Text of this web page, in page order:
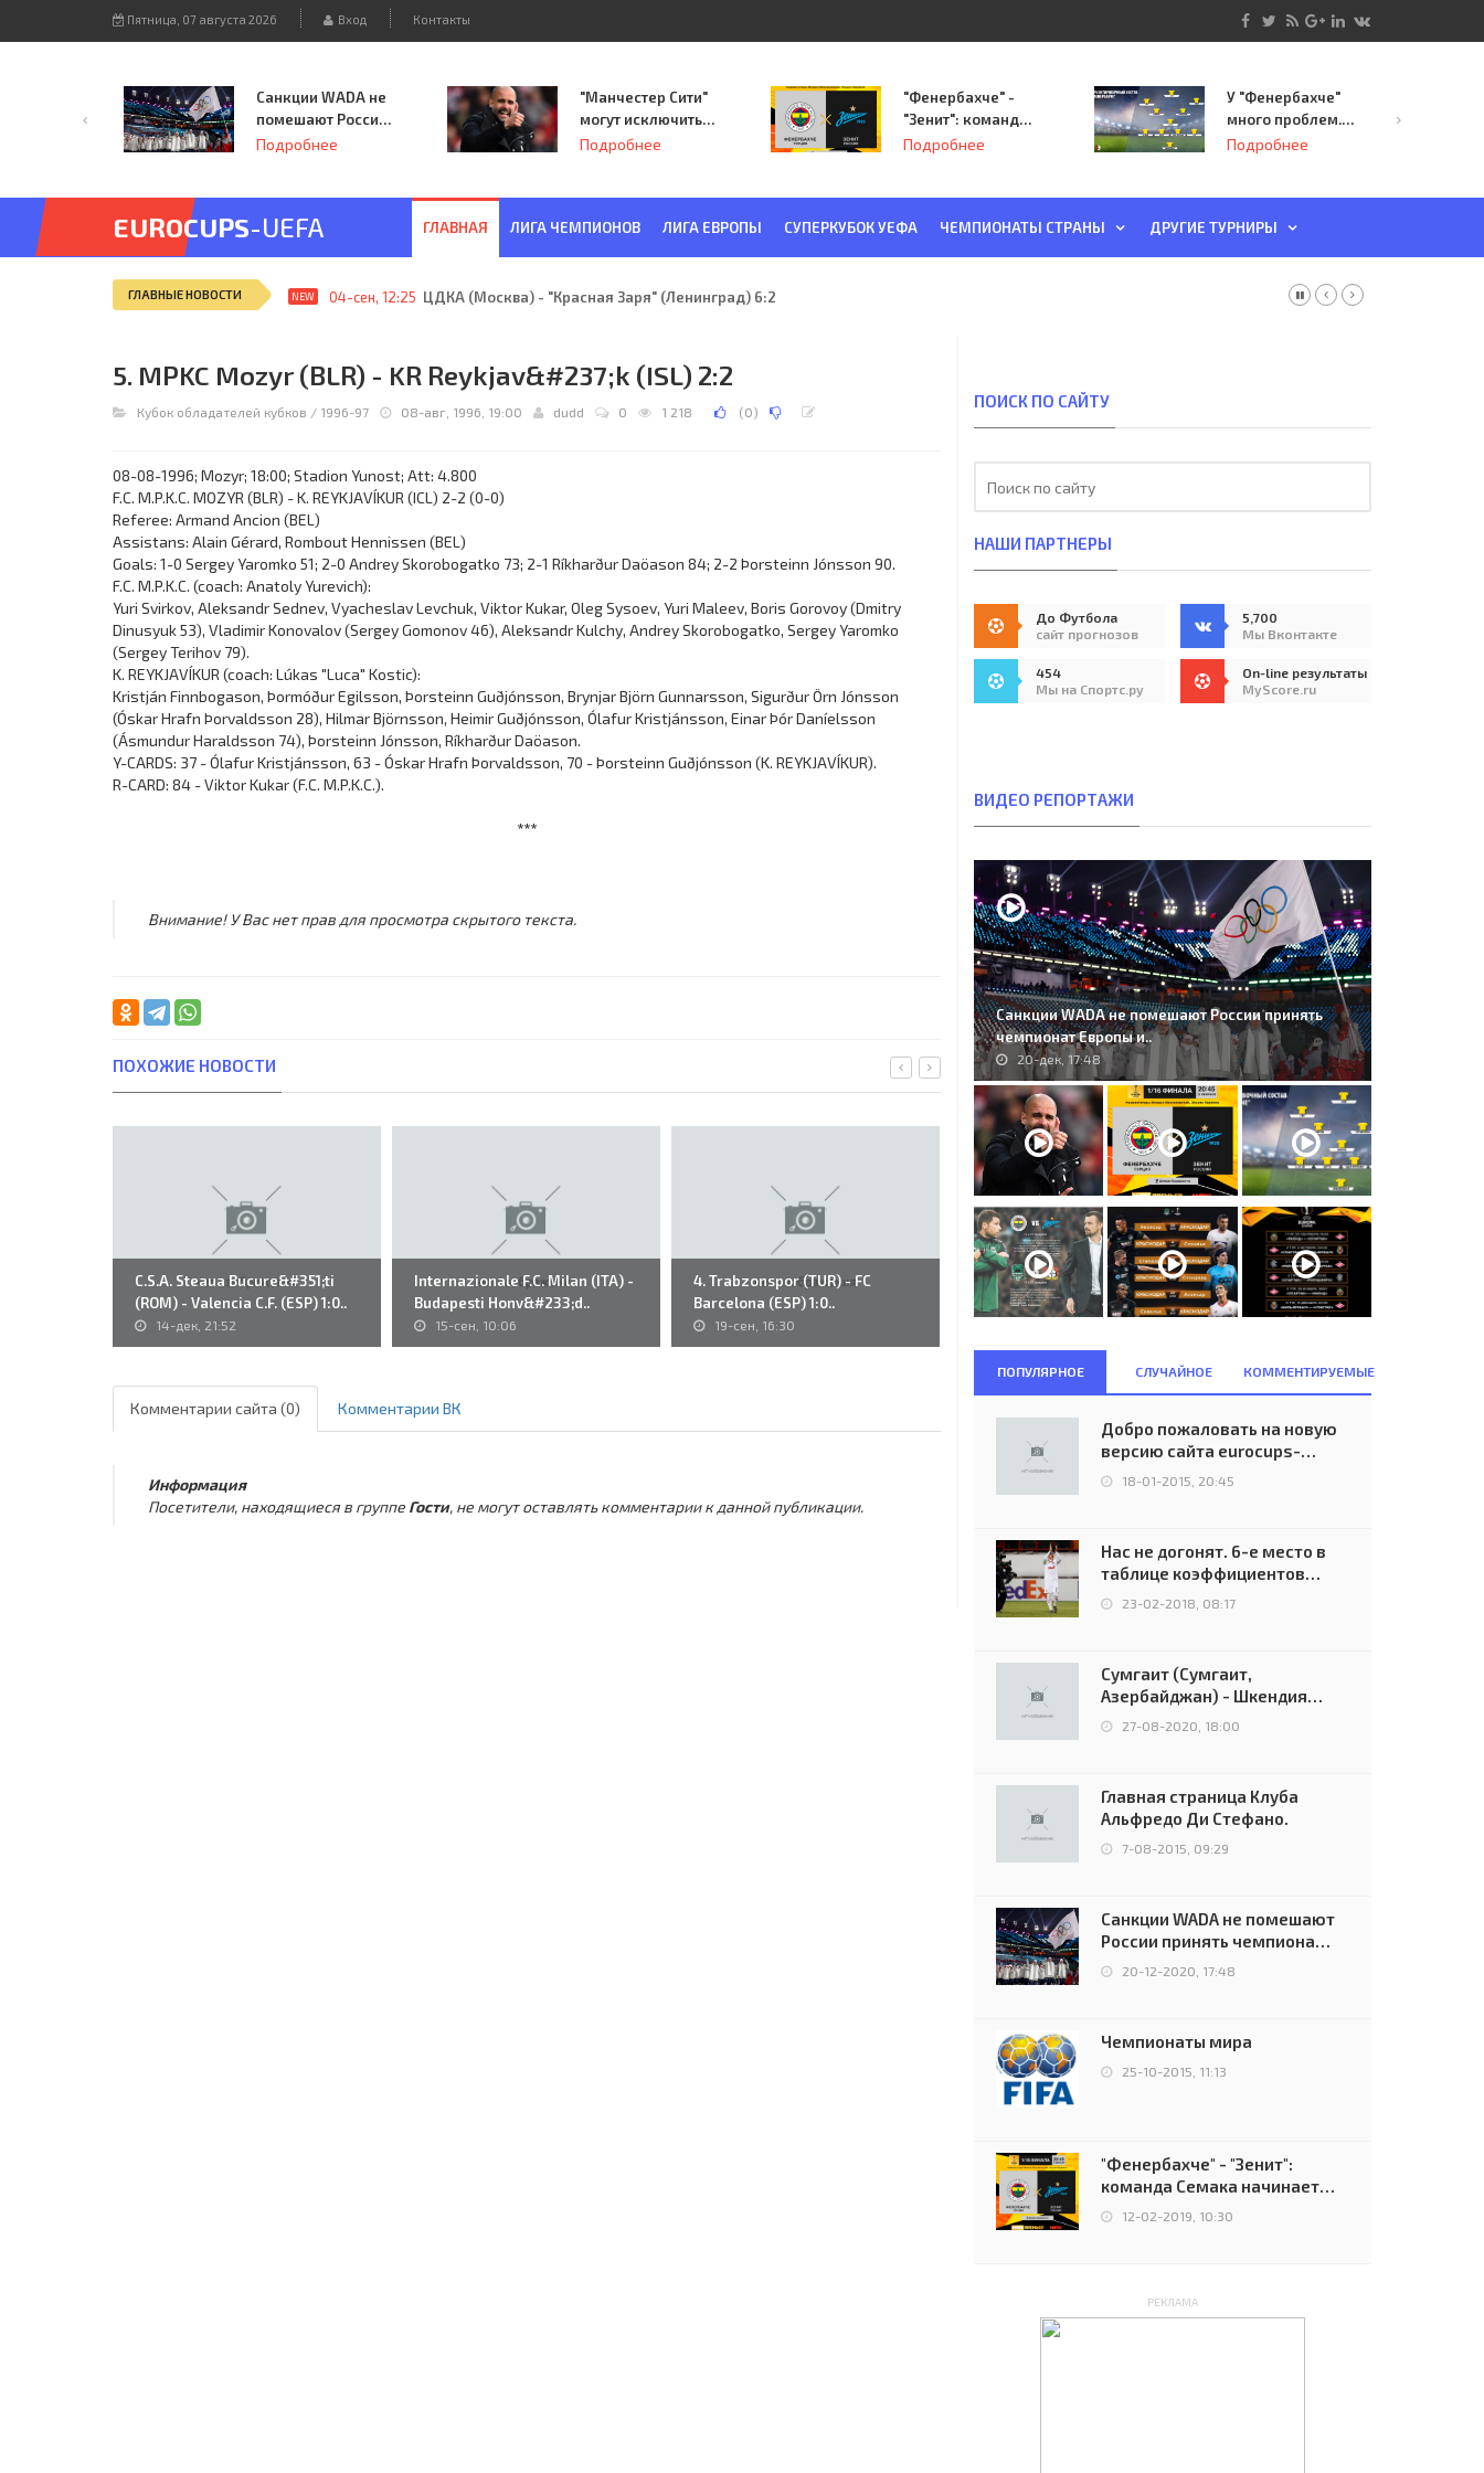
Пятница, 07 августа 2026 Вход Контакты
Санкции WADA не
помешают России
принять
Подробнее
"Манчестер Сити"
могут исключить
из Лиги
Подробнее
"Фенербахче" -
"Зенит": команда
Семака начинает
Подробнее
У "Фенербахче"
много проблем.
Но он опасен для
Подробнее
EUROCUPS-UEFA ГЛАВНАЯ ЛИГА ЧЕМПИОНОВ ЛИГА ЕВРОПЫ СУПЕРКУБОК УЕФА ЧЕМПИОНАТЫ СТРАНЫ ДРУГИЕ ТУРНИРЫ
ГЛАВНЫЕ НОВОСТИ NEW 04-сен, 12:25 ЦДКА (Москва) - "Красная Заря" (Ленинград) 6:2
5. MPKC Mozyr (BLR) - KR Reykjav&#237;k (ISL) 2:2
Кубок обладателей кубков / 1996-97 08-авг, 1996, 19:00 dudd 0 1 218 (0)
08-08-1996; Mozyr; 18:00; Stadion Yunost; Att: 4.800
F.C. M.P.K.C. MOZYR (BLR) - K. REYKJAVÍKUR (ICL) 2-2 (0-0)
Referee: Armand Ancion (BEL)
Assistans: Alain Gérard, Rombout Hennissen (BEL)
Goals: 1-0 Sergey Yaromko 51; 2-0 Andrey Skorobogatko 73; 2-1 Ríkharður Daöason 84; 2-2 Þorsteinn Jónsson 90.
F.C. M.P.K.C. (coach: Anatoly Yurevich):
Yuri Svirkov, Aleksandr Sednev, Vyacheslav Levchuk, Viktor Kukar, Oleg Sysoev, Yuri Maleev, Boris Gorovoy (Dmitry
Dinusyuk 53), Vladimir Konovalov (Sergey Gomonov 46), Aleksandr Kulchy, Andrey Skorobogatko, Sergey Yaromko
(Sergey Terihov 79).
K. REYKJAVÍKUR (coach: Lúkas "Luca" Kostic):
Kristján Finnbogason, Þormóður Egilsson, Þorsteinn Guðjónsson, Brynjar Björn Gunnarsson, Sigurður Örn Jónsson
(Óskar Hrafn Þorvaldsson 28), Hilmar Björnsson, Heimir Guðjónsson, Ólafur Kristjánsson, Einar Þór Daníelsson
(Ásmundur Haraldsson 74), Þorsteinn Jónsson, Ríkharður Daöason.
Y-CARDS: 37 - Ólafur Kristjánsson, 63 - Óskar Hrafn Þorvaldsson, 70 - Þorsteinn Guðjónsson (K. REYKJAVÍKUR).
R-CARD: 84 - Viktor Kukar (F.C. M.P.K.C.).
***
Внимание! У Вас нет прав для просмотра скрытого текста.
ПОХОЖИЕ НОВОСТИ
C.S.A. Steaua Bucure&#351;ti
(ROM) - Valencia C.F. (ESP) 1:0..
14-дек, 21:52
Internazionale F.C. Milan (ITA) -
Budapesti Honv&#233;d..
15-сен, 10:06
4. Trabzonspor (TUR) - FC
Barcelona (ESP) 1:0..
19-сен, 16:30
P&#233;csi D&#243;zsa S.C.
(HUN) - Juventus F.C. Torino..
65. 1. FC Magdeburg (GDR) -
Girondins Bordeaux (FRA) 0:1..
Комментарии сайта (0) Комментарии ВК
Информация
Посетители, находящиеся в группе Гости, не могут оставлять комментарии к данной публикации.
ПОИСК ПО САЙТУ
НАШИ ПАРТНЕРЫ
До Футбола
сайт прогнозов
5,700
Мы Вконтакте
454
Мы на Спортс.ру
On-line результаты
MyScore.ru
ВИДЕО РЕПОРТАЖИ
Санкции WADA не помешают России принять
чемпионат Европы и..
20-дек, 17:48
ПОПУЛЯРНОЕ СЛУЧАЙНОЕ КОММЕНТИРУЕМЫЕ
Добро пожаловать на новую
версию сайта eurocups-
uefa.ru
18-01-2015, 20:45
Нас не догонят. 6-е место в
таблице коэффициентов
УЕФА остаётся за Россией
23-02-2018, 08:17
Сумгаит (Сумгаит,
Азербайджан) - Шкендия
(Тетово, Северная
Македония) - 0:2 (0:0)
27-08-2020, 18:00
Главная страница Клуба
Альфредо Ди Стефано.
7-08-2015, 09:29
Санкции WADA не помешают
России принять чемпионат
Европы и финал Лиги
чемпионов.
20-12-2020, 17:48
Чемпионаты мира
25-10-2015, 11:13
"Фенербахче" - "Зенит":
команда Семака начинает
путь в плей-офф Лиги
12-02-2019, 10:30
РЕКЛАМА